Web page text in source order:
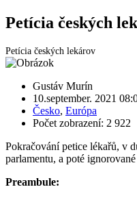
Petícia českých
Petícia českých lekárov
Gustáv Murín
10.september. 2021
Česko, Európa
Počet zobrazení: 2 922
Pokračování petice lékařů, v
parlamentu, a poté ignorované
Preambule: